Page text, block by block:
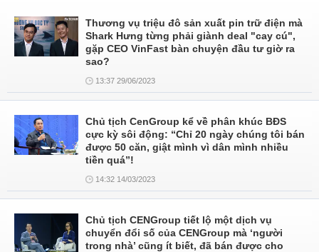
Thương vụ triệu đô sản xuất pin trữ điện mà
Shark Hưng từng phải giành deal "cay cú",
gặp CEO VinFast bàn chuyện đầu tư giờ ra
sao?
13:37 29/06/2023
Chủ tịch CenGroup kể về phân khúc BĐS
cực kỳ sôi động: “Chỉ 20 ngày chúng tôi bán
được 50 căn, giật mình vì dân mình nhiều
tiền quá”!
14:32 14/03/2023
Chủ tịch CENGroup tiết lộ một dịch vụ
chuyển đổi số của CENGroup mà ‘người
trong nhà’ cũng ít biết, đã bán được cho